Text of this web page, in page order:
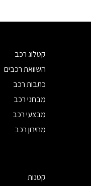
קטלוג רכב
השוואת רכבים
כתבות רכב
מבחני רכב
מבצעי רכב
מחירון רכב
קטנות